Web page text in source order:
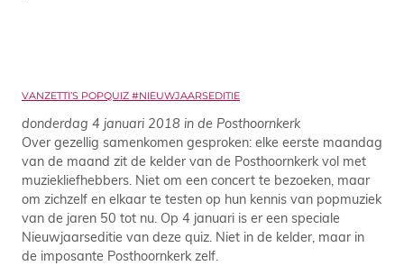
VANZETTI’S POPQUIZ #NIEUWJAARSEDITIE
donderdag 4 januari 2018 in de Posthoornkerk
Over gezellig samenkomen gesproken: elke eerste maandag
van de maand zit de kelder van de Posthoornkerk vol met
muziekliefhebbers. Niet om een concert te bezoeken, maar
om zichzelf en elkaar te testen op hun kennis van popmuziek
van de jaren 50 tot nu. Op 4 januari is er een speciale
Nieuwjaarseditie van deze quiz. Niet in de kelder, maar in
de imposante Posthoornkerk zelf.